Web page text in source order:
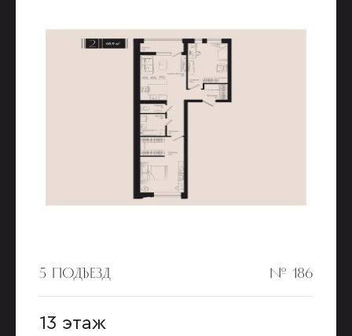
5 ПОДЪЕЗД № 186
13 этаж